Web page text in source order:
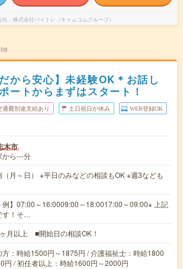
社 株式会社バイトレ（キャムコムグループ）
から安心】未経験OK＊お話し
ートからまずはスタート！
通費別途支給あり 土日祝日が休み WEB登録OK
木市
から---分
（月～日） ※平日のみなどの相談もOK ※週3なども
例】07:00～16:0009:00～18:0017:00～09:00※ 上記
す！そ…
月以上 ■開始日の相談OK！
方：時給1500円～1875円 / 介護福祉士：時給1800
円 / 初任者以上：時給1600円～2000円